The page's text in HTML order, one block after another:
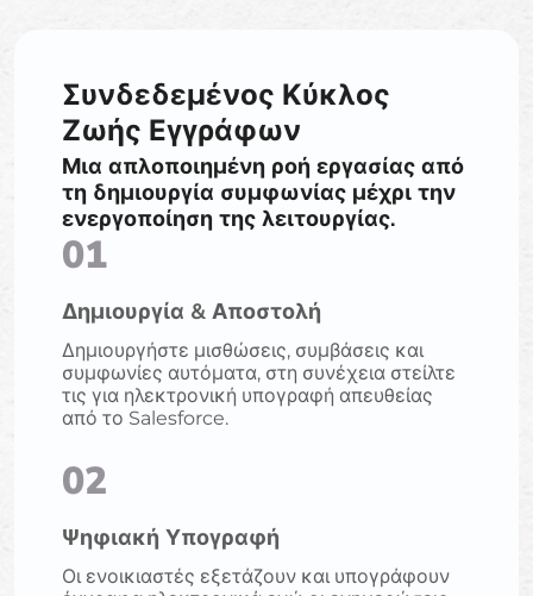
Συνδεδεμένος Κύκλος
Ζωής Εγγράφων
Μια απλοποιημένη ροή εργασίας από
τη δημιουργία συμφωνίας μέχρι την
ενεργοποίηση της λειτουργίας.
01
Δημιουργία & Αποστολή
Δημιουργήστε μισθώσεις, συμβάσεις και
συμφωνίες αυτόματα, στη συνέχεια στείλτε
τις για ηλεκτρονική υπογραφή απευθείας
από το Salesforce.
02
Ψηφιακή Υπογραφή
Οι ενοικιαστές εξετάζουν και υπογράφουν